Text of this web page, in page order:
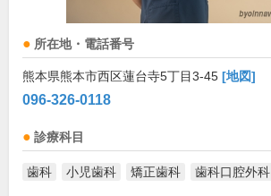
所在地・電話番号
熊本県熊本市西区蓮台寺5丁目3-45 [地図]
096-326-0118
診療科目
歯科 小児歯科 矯正歯科 歯科口腔外科